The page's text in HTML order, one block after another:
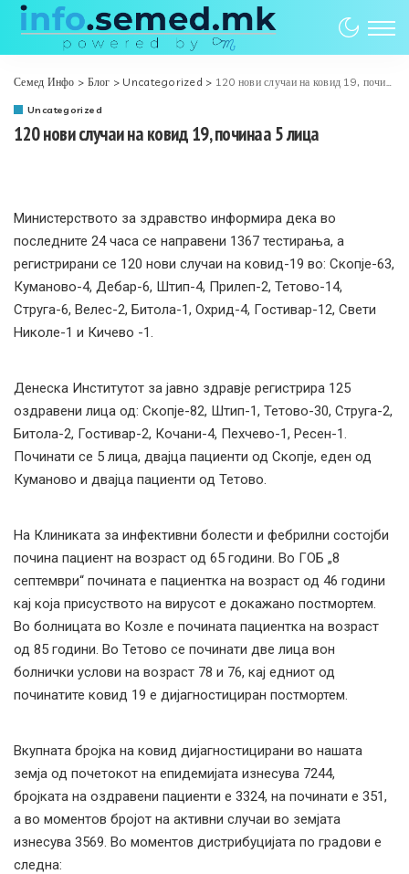
Семед Инфо > Блог > Uncategorized > 120 нови случаи на ковид 19, починаа 5 лица
Uncategorized
120 нови случаи на ковид 19, починаа 5 лица
Министерството за здравство информира дека во
последните 24 часа се направени 1367 тестирања, а
регистрирани се 120 нови случаи на ковид-19 во: Скопје-63,
Куманово-4, Дебар-6, Штип-4, Прилеп-2, Тетово-14,
Струга-6, Велес-2, Битола-1, Охрид-4, Гостивар-12, Свети
Николе-1 и Кичево -1.
Денеска Институтот за јавно здравје регистрира 125
оздравени лица од: Скопје-82, Штип-1, Тетово-30, Струга-2,
Битола-2, Гостивар-2, Кочани-4, Пехчево-1, Ресен-1.
Починати се 5 лица, двајца пациенти од Скопје, еден од
Куманово и двајца пациенти од Тетово.
На Клиниката за инфективни болести и фебрилни состојби
почина пациент на возраст од 65 години. Во ГОБ „8
септември“ почината е пациентка на возраст од 46 години
кај која присуството на вирусот е докажано постмортем.
Во болницата во Козле е почината пациентка на возраст
од 85 години. Во Тетово се починати две лица вон
болнички услови на возраст 78 и 76, кај едниот од
починатите ковид 19 е дијагностициран постмортем.
Вкупната бројка на ковид дијагностицирани во нашата
земја од почетокот на епидемијата изнесува 7244,
бројката на оздравени пациенти е 3324, на починати е 351,
а во моментов бројот на активни случаи во земјата
изнесува 3569. Во моментов дистрибуцијата по градови е
следна: